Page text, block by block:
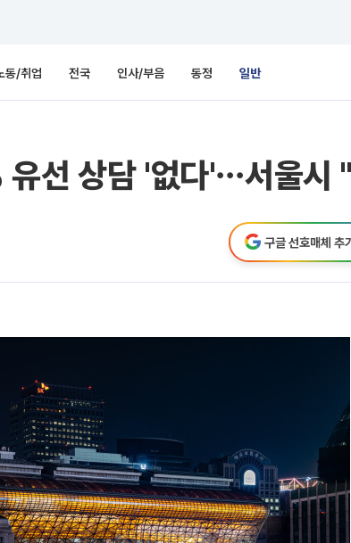
동/취업 전국 인사/부음 동정 일반
선 상담 '없다'⋯서울시
구글 선호매체 추